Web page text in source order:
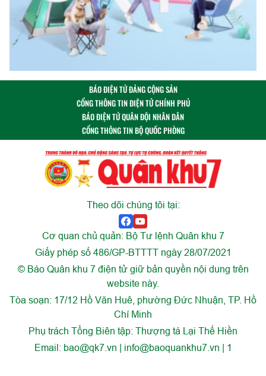
BÁO ĐIỆN TỬ ĐẢNG CỘNG SẢN
CỔNG THÔNG TIN ĐIỆN TỬ CHÍNH PHỦ
BÁO ĐIỆN TỬ QUÂN ĐỘI NHÂN DÂN
CỔNG THÔNG TIN BỘ QUỐC PHÒNG
Theo dõi chúng tôi tại:
Cơ quan chủ quản: Bộ Tư lệnh Quân khu 7
Giấy phép số 486/GP-BTTTT ngày 28/07/2021
© Báo Quân khu 7 điện tử giữ bản quyền nội dung trên
website này.
Tòa soạn: 17/12 Hồ Văn Huê, phường Đức Nhuận, TP. Hồ
Chí Minh
Phụ trách Tổng Biên tập: Thượng tá Lại Thế Hiền
Email: bao@qk7.vn | info@baoquankhu7.vn | 1